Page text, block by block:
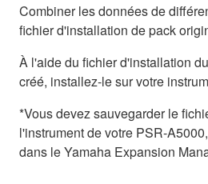
Combiner les données de
fichier d'installation de pack
À l'aide du fichier d'installation
créé, installez-le sur votre
*Vous devez sauvegarder le
l'instrument de votre PSR-
dans le Yamaha Expansion